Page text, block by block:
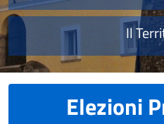
Il
Elezioni